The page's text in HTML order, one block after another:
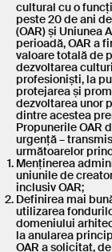
cultural cu o
peste 20 de ani
(OAR) și Uniunea
perioadă, OAR a
valoare totală de
dezvoltarea
profesioniști, la
protejarea și
dezvoltarea unor
dintre acestea
Propunerile OAR
urgență –
următoarelor
Menținerea
uniunile de
inclusiv OAR;
Definirea mai
utilizarea
domeniului
la anularea
OAR a solicitat,